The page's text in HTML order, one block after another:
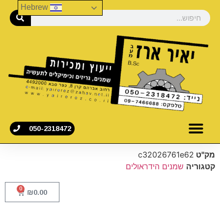
050-2318472
מק"ט c32026761e62
קטגוריה שמנים הידראולים
₪0.00
0
Hebrew